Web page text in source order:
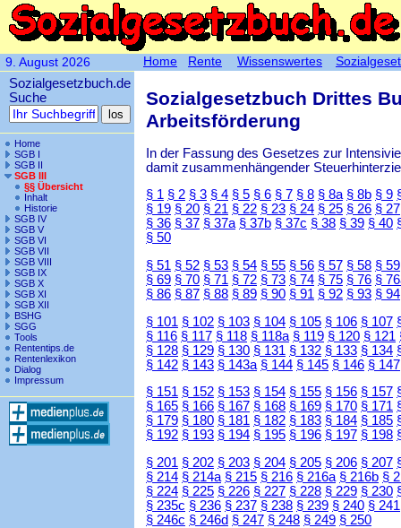
9. August 2026
Sozialgesetzbuch.de
Suche
Home
SGB I
SGB II
SGB III
§§ Übersicht
Inhalt
Historie
SGB IV
SGB V
SGB VI
SGB VII
SGB VIII
SGB IX
SGB X
SGB XI
SGB XII
BSHG
SGG
Tools
Rententips.de
Rentenlexikon
Dialog
Impressum
Sozialgesetzbuch Drittes
Arbeitsförderung
In der Fassung des Gesetzes zur
damit zusammenhängender
§ 1 § 2 § 3 § 4 § 5 § 6 § 7 § 8 § 8a § 8b § 9
§ 19 § 20 § 21 § 22 § 23 § 24 § 25 § 26 § 27
§ 36 § 37 § 37a § 37b § 37c § 38 § 39 § 40
§ 50
§ 51 § 52 § 53 § 54 § 55 § 56 § 57 § 58 § 59
§ 69 § 70 § 71 § 72 § 73 § 74 § 75 § 76 §
§ 86 § 87 § 88 § 89 § 90 § 91 § 92 § 93 § 94
§ 101 § 102 § 103 § 104 § 105 § 106 § 107
§ 116 § 117 § 118 § 118a § 119 § 120 § 121
§ 128 § 129 § 130 § 131 § 132 § 133 § 134
§ 142 § 143 § 143a § 144 § 145 § 146 § 147
§ 151 § 152 § 153 § 154 § 155 § 156 § 157
§ 165 § 166 § 167 § 168 § 169 § 170 § 171
§ 179 § 180 § 181 § 182 § 183 § 184 § 185
§ 192 § 193 § 194 § 195 § 196 § 197 § 198
§ 201 § 202 § 203 § 204 § 205 § 206 § 207
§ 214 § 214a § 215 § 216 § 216a § 216b §
§ 224 § 225 § 226 § 227 § 228 § 229 § 230
§ 235c § 236 § 237 § 238 § 239 § 240 § 241
§ 246c § 246d § 247 § 248 § 249 § 250
Home Rente Wissenswertes